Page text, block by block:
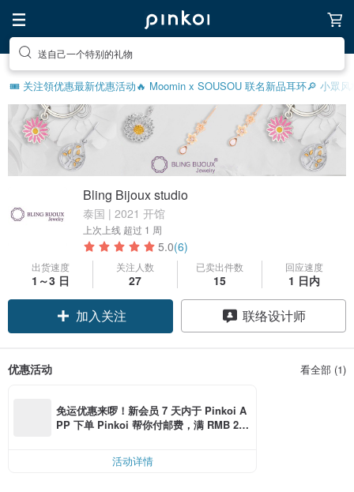
送自己一个特别的礼物
🎟️ 关注領优惠最新优惠活动🔥 Moomin x SOUSOU 联名新品耳环🔎 小眾
Bling Bijoux studio
泰国 | 2021 开馆
上次上线 超过 1 周
5.0(6)
出货速度
1～3 日
关注人数
27
已卖出件数
15
回应速度
1 日内
加入关注 联络设计师
优惠活动 看全部 (1)
免运优惠来啰！新会员 7 天内于 Pinkoi A
PP 下单 Pinkoi 帮你付邮费，满 RMB 25
活动详情